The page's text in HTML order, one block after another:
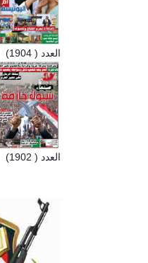
العدد ( 1904)
العدد ( 1902)